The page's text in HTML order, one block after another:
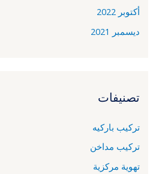
أكتوبر 2022
ديسمبر 2021
تصنيفات
تركيب باركيه
تركيب مداخن
تهوية مركزية